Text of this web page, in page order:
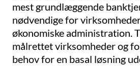
mest grundlæggende
nødvendige for
økonomiske administration.
målrettet virksomheder og
behov for en basal løsning